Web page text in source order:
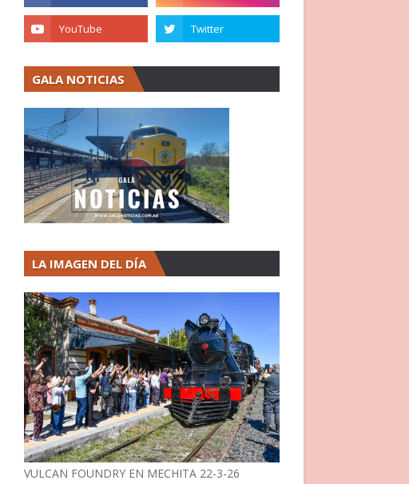
GALA NOTICIAS
LA IMAGEN DEL DÍA
VULCAN FOUNDRY EN MECHITA 22-3-26